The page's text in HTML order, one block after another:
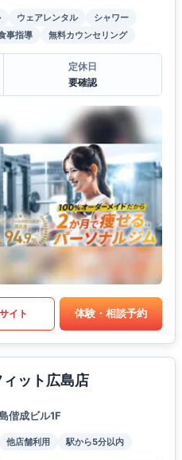
ウェアレンタル
シャワー
事指導 無料カウンセリング
定休日
要確認
イト 体験・相談予約
ット広島店
偕成ビル1F
他店舗利用 駅から5分以内